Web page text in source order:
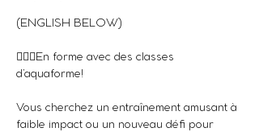
(ENGLISH BELOW)
🏊‍♀️💪En forme avec des classes
d’aquaforme!
Vous cherchez un entraînement amusant à
faible impact ou un nouveau défi pour